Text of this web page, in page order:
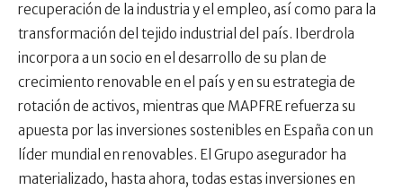
recuperación de la industria y el empleo, así como para la
transformación del tejido industrial del país. Iberdrola
incorpora a un socio en el desarrollo de su plan de
crecimiento renovable en el país y en su estrategia de
rotación de activos, mientras que MAPFRE refuerza su
apuesta por las inversiones sostenibles en España con un
líder mundial en renovables. El Grupo asegurador ha
materializado, hasta ahora, todas estas inversiones en